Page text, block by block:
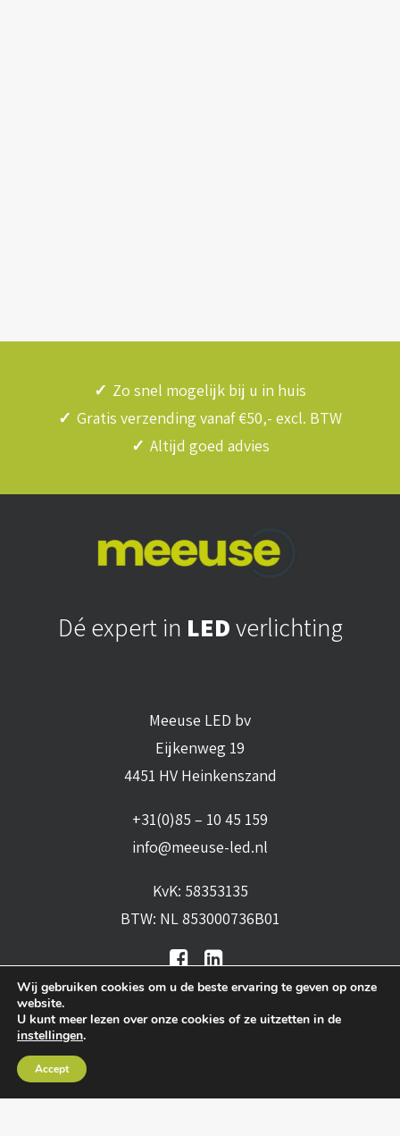
✓ Zo snel mogelijk bij u in huis
✓ Gratis verzending vanaf €50,- excl. BTW
✓ Altijd goed advies
Dé expert in LEDverlichting
Meeuse LED bv
Eijkenweg 19
4451 HV Heinkenszand
+31(0)85 – 10 45 159
info@meeuse-led.nl
KvK: 58353135
BTW: NL 853000736B01
leveringsvoorwaarden
Wij gebruiken cookies om u de beste ervaring te geven op onze
website.
U kunt meer lezen over onze cookies of ze uitzetten in de
instellingen.
Accept